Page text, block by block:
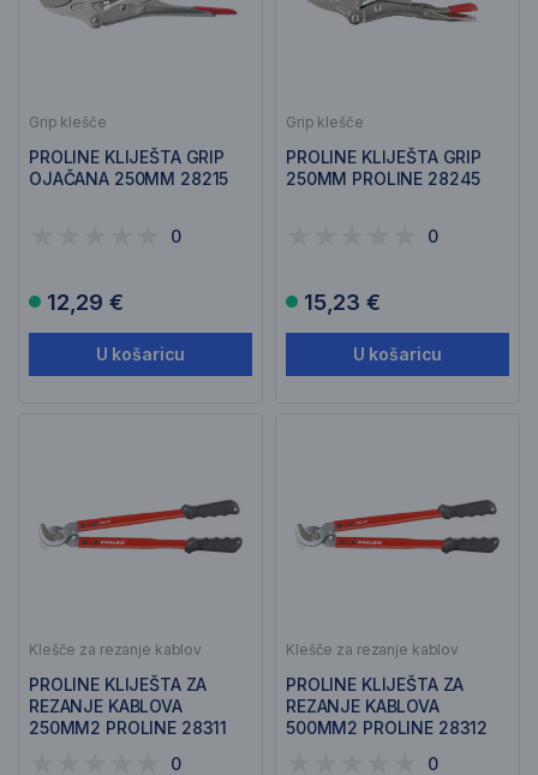
Grip klešče
PROLINE KLIJEŠTA GRIP
OJAČANA 250MM 28215
0
12,29 €
U košaricu
Grip klešče
PROLINE KLIJEŠTA GRIP
250MM PROLINE 28245
0
15,23 €
U košaricu
Klešče za rezanje kablov
PROLINE KLIJEŠTA ZA
REZANJE KABLOVA
250MM2 PROLINE 28311
0
Klešče za rezanje kablov
PROLINE KLIJEŠTA ZA
REZANJE KABLOVA
500MM2 PROLINE 28312
0